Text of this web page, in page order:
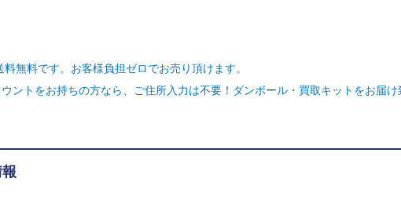
料無料です。お客様負担ゼロでお売り頂けます。
ントをお持ちの方なら、ご住所入力は不要！ダンボール・買取キットをお届け